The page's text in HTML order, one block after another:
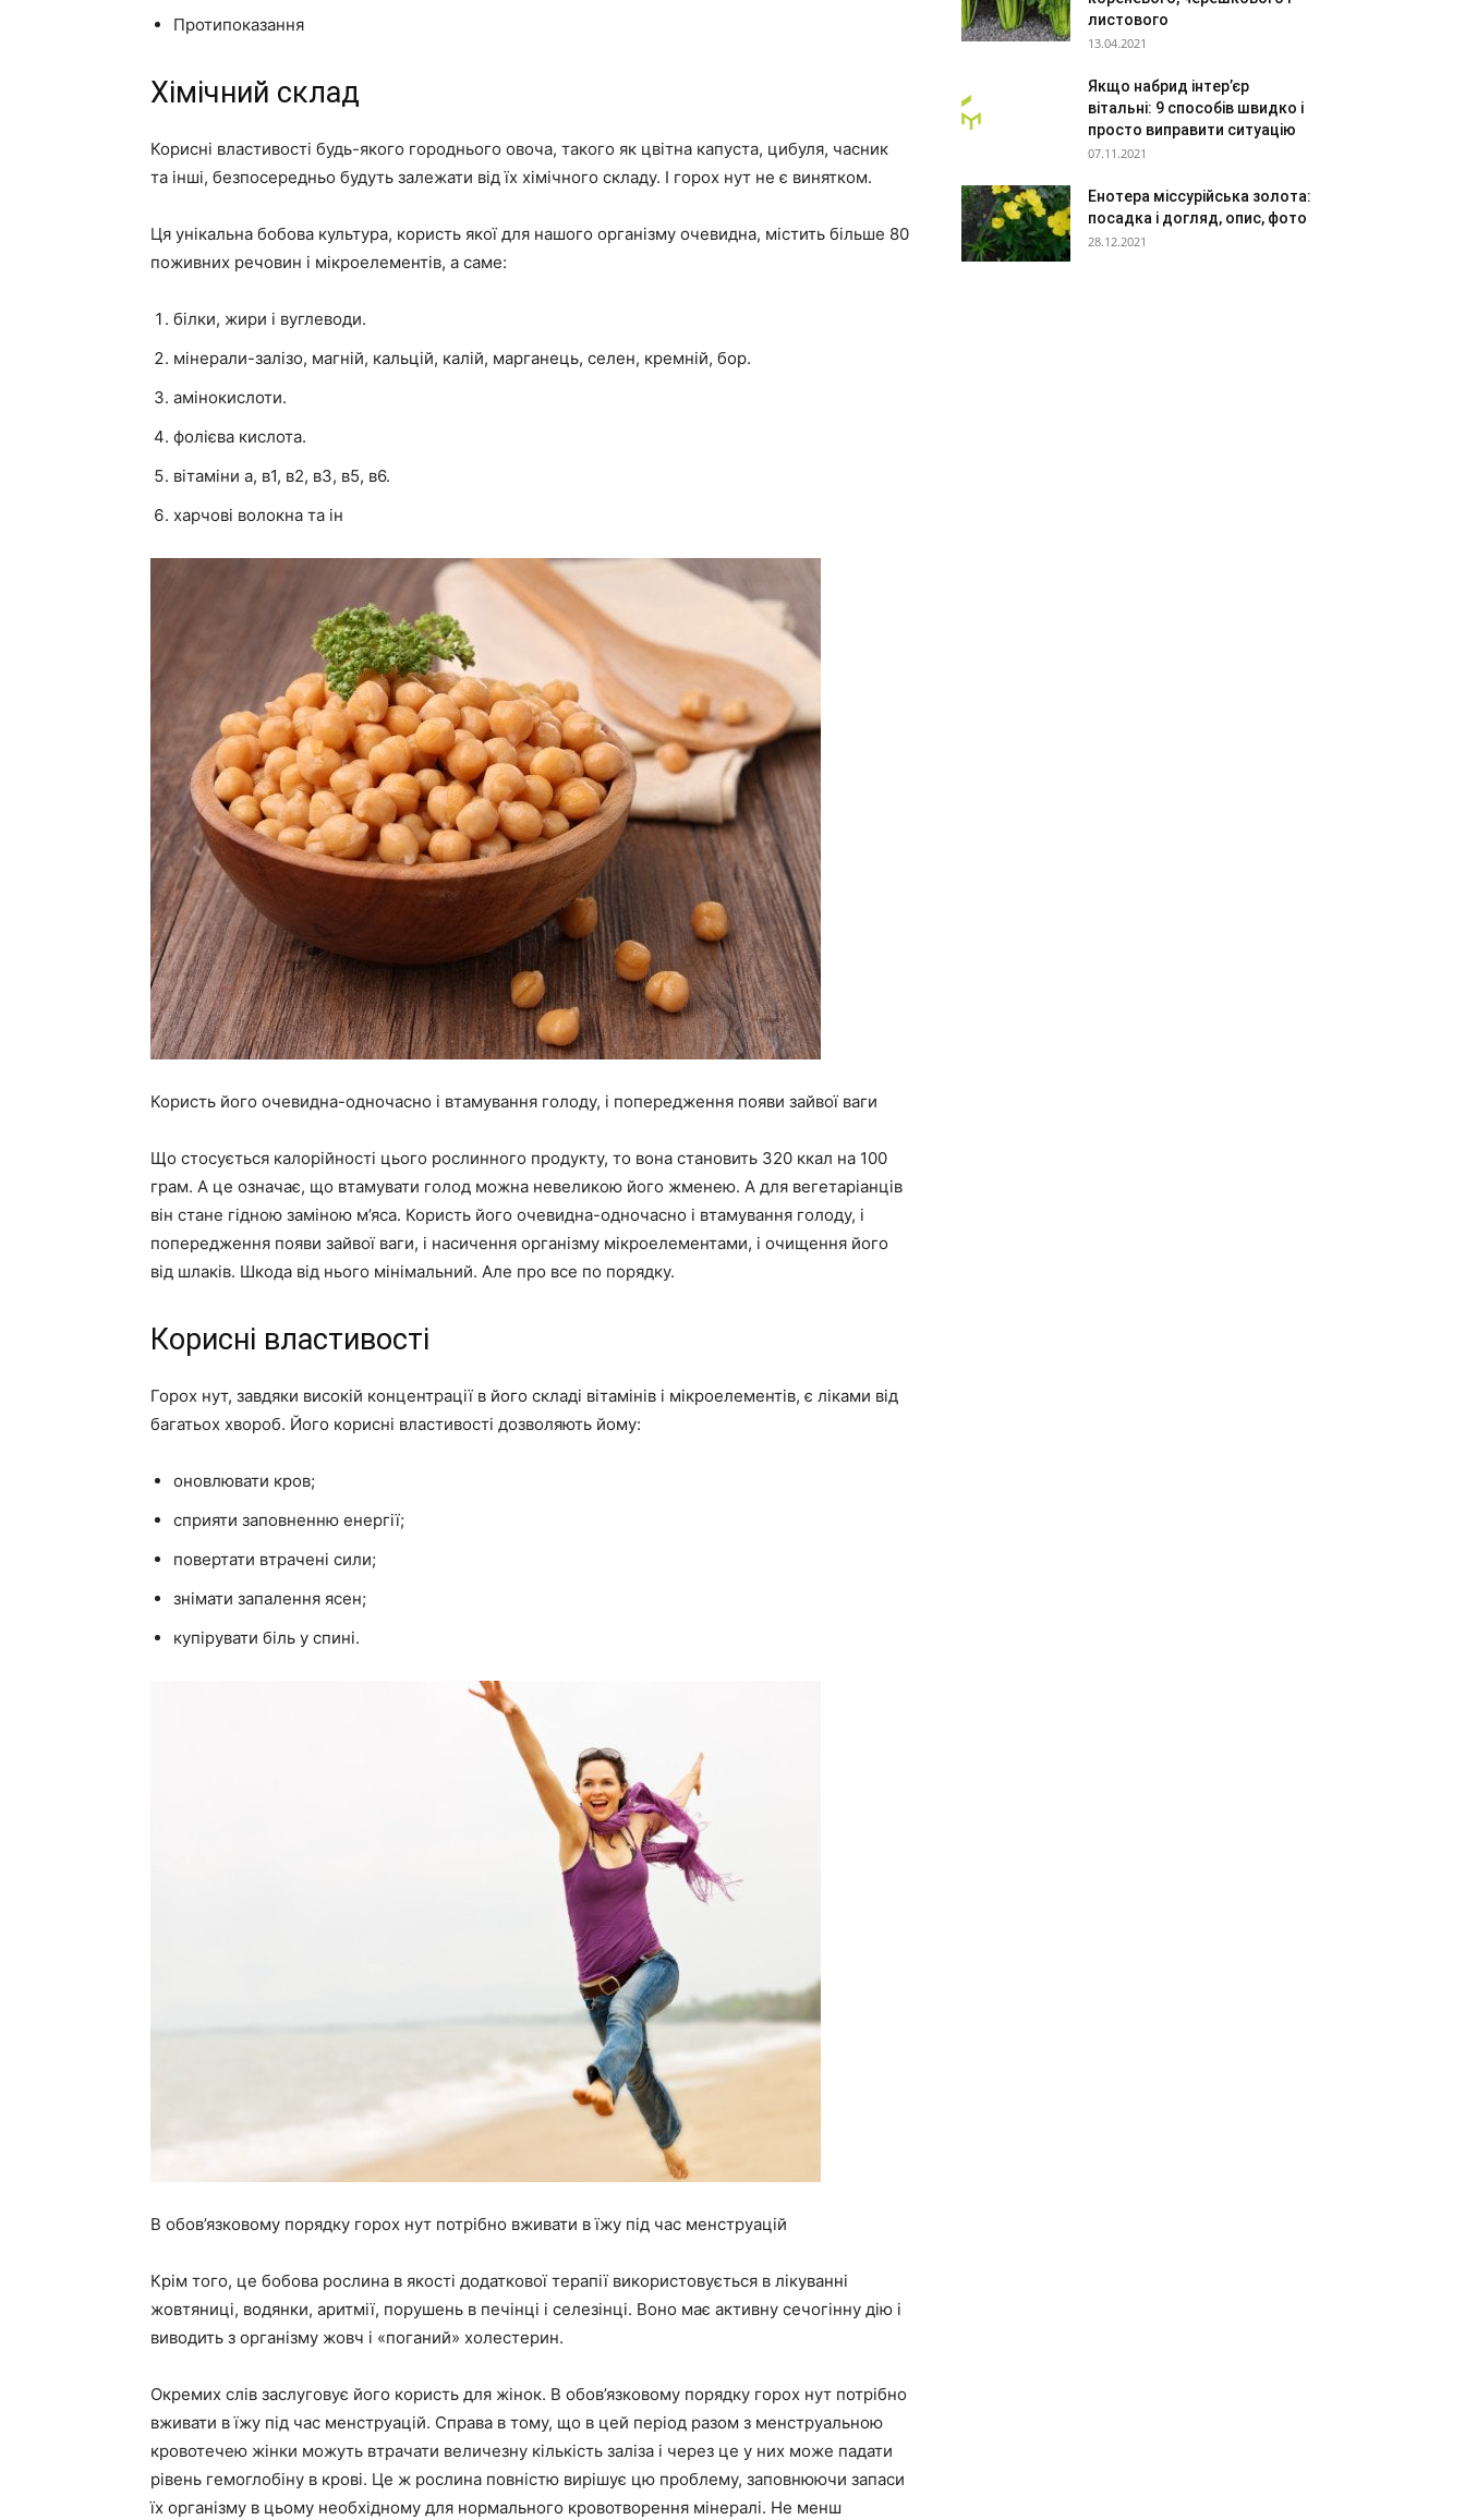
Протипоказання
Хімічний склад
Корисні властивості будь-якого городнього овоча, такого як цвітна капуста, цибуля, часник
та інші, безпосередньо будуть залежати від їх хімічного складу. І горох нут не є винятком.
Ця унікальна бобова культура, користь якої для нашого організму очевидна, містить більше 80
поживних речовин і мікроелементів, а саме:
білки, жири і вуглеводи.
мінерали-залізо, магній, кальцій, калій, марганець, селен, кремній, бор.
амінокислоти.
фолієва кислота.
вітаміни а, в1, в2, в3, в5, в6.
харчові волокна та ін
Користь його очевидна-одночасно і втамування голоду, і попередження появи зайвої ваги
Що стосується калорійності цього рослинного продукту, то вона становить 320 ккал на 100
грам. А це означає, що втамувати голод можна невеликою його жменею. А для вегетаріанців
він стане гідною заміною м’яса. Користь його очевидна-одночасно і втамування голоду, і
попередження появи зайвої ваги, і насичення організму мікроелементами, і очищення його
від шлаків. Шкода від нього мінімальний. Але про все по порядку.
Корисні властивості
Горох нут, завдяки високій концентрації в його складі вітамінів і мікроелементів, є ліками від
багатьох хвороб. Його корисні властивості дозволяють йому:
оновлювати кров;
сприяти заповненню енергії;
повертати втрачені сили;
знімати запалення ясен;
купірувати біль у спині.
В обов’язковому порядку горох нут потрібно вживати в їжу під час менструацій
Крім того, це бобова рослина в якості додаткової терапії використовується в лікуванні
жовтяниці, водянки, аритмії, порушень в печінці і селезінці. Воно має активну сечогінну дію і
виводить з організму жовч і «поганий» холестерин.
Окремих слів заслуговує його користь для жінок. В обов’язковому порядку горох нут потрібно
вживати в їжу під час менструацій. Справа в тому, що в цей період разом з менструальною
кровотечею жінки можуть втрачати величезну кількість заліза і через це у них може падати
рівень гемоглобіну в крові. Це ж рослина повністю вирішує цю проблему, заповнюючи запаси
їх організму в цьому необхідному для нормального кровотворення мінералі. Не менш
листового
13.04.2021
Якщо набрид інтер’єр
вітальні: 9 способів швидко і
просто виправити ситуацію
07.11.2021
Енотера міссурійська золота:
посадка і догляд, опис, фото
28.12.2021